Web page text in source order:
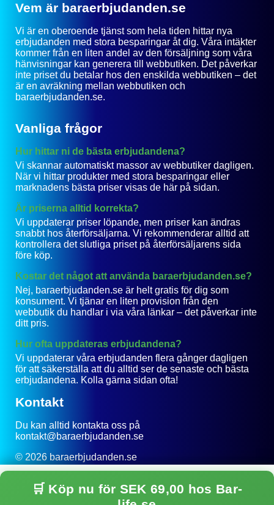
🛒 Köp nu för SEK 69,00 hos Bar-
Vem är baraerbjudanden.se
Vi är en oberoende tjänst som hela tiden hittar nya
erbjudanden med stora besparingar åt dig. Våra intäkter
kommer från en liten andel av den försäljning som våra
hänvisningar kan generera till webbutiken. Det påverkar
inte priset du betalar hos den enskilda webbutiken – det
är en avräkning mellan webbutiken och
baraerbjudanden.se.
Vanliga frågor
Hur hittar ni de bästa erbjudandena?
Vi skannar automatiskt massor av webbutiker dagligen.
När vi hittar produkter med stora besparingar eller
marknadens bästa priser visas de här på sidan.
Är priserna alltid korrekta?
Vi uppdaterar priser löpande, men priser kan ändras
snabbt hos återförsäljarna. Vi rekommenderar alltid att
kontrollera det slutliga priset på återförsäljarens sida
före köp.
Kostar det något att använda baraerbjudanden.se?
Nej, baraerbjudanden.se är helt gratis för dig som
konsument. Vi tjänar en liten provision från den
webbutik du handlar i via våra länkar – det påverkar inte
ditt pris.
Hur ofta uppdateras erbjudandena?
Vi uppdaterar våra erbjudanden flera gånger dagligen
för att säkerställa att du alltid ser de senaste och bästa
erbjudandena. Kolla gärna sidan ofta!
Kontakt
Du kan alltid kontakta oss på
kontakt@baraerbjudanden.se
© 2026 baraerbjudanden.se
Till toppen